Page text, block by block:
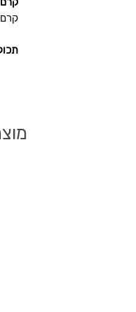
תכולה: